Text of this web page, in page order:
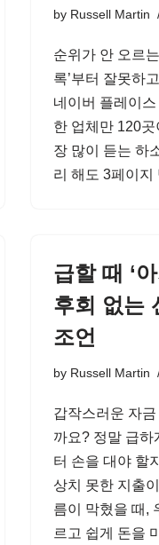
by Russell Martin
순위가 안 오르
록’부터 잘못하
네이버 플레이
한 업체만 120
장 많이 듣는 하
리 해도 3페이
급할 때 ‘
후회 없는
조언
by Russell Martin
갑작스러운 자
까요? 정말 급하
터 손을 대야 할
상치 못한 지출
름이 막혔을 때,
르고 쉽게 돈을